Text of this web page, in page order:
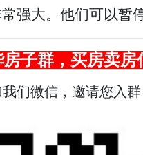
强大。他们可以暂
子群，买房卖房
们微信，邀请您入